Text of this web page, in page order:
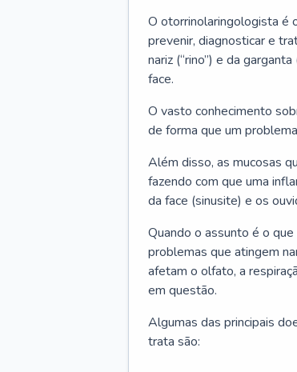
O otorrinolaringologista é
prevenir, diagnosticar e
nariz (“rino”) e da
face.
O vasto conhecimento
de forma que um
Além disso, as mucosas
fazendo com que uma
da face (sinusite) e os
Quando o assunto é o
problemas que atingem
afetam o olfato, a
em questão.
Algumas das principais
trata são: